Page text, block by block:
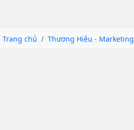
Trang chủ Thương Hiệu - Marketing